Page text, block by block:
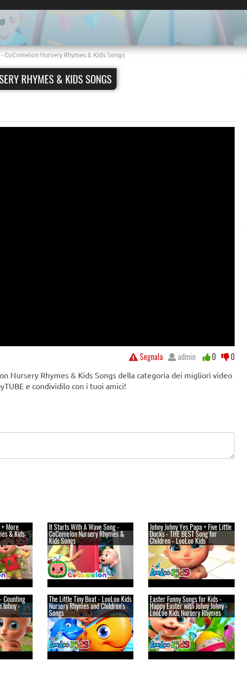
Nursery Rhymes & Kids Songs
RHYMES & KIDS SONGS
Segnala admin 0 0
Nursery Rhymes & Kids Songs della categoria dei migliori video
e condividilo con i tuoi amici!
More
& Kids
It Starts With A Wave Song -
CoComelon Nursery Rhymes &
Kids Songs
Johny Johny Yes Papa + Five Little
Ducks - THE BEST Song for
Children - LooLoo Kids
Counting
-
The Little Tiny Boat - LooLoo Kids
Nursery Rhymes and Children's
Songs
Easter Funny Songs for Kids -
Happy Easter with Johny Johny -
LooLoo Kids Nursery Rhymes